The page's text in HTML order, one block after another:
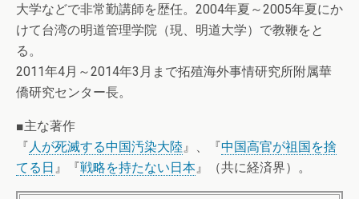
大学などで非常勤講師を歴任。2004年夏～2005年夏にか
けて台湾の明道管理学院（現、明道大学）で教鞭をと
る。
2011年4月～2014年3月まで拓殖海外事情研究所附属華
僑研究センター長。
■主な著作
『人が死滅する中国汚染大陸』、『中国高官が祖国を捨
てる日 』『戦略を持たない日本』（共に経済界）。